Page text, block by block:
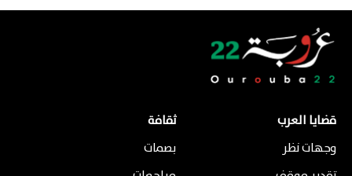
قضايا العرب
وجهات نظر
ثقافة
بصمات